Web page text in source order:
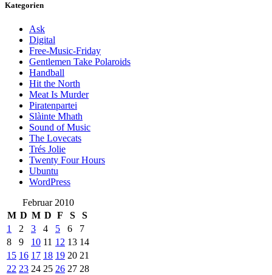
Kategorien
Ask
Digital
Free-Music-Friday
Gentlemen Take Polaroids
Handball
Hit the North
Meat Is Murder
Piratenpartei
Slàinte Mhath
Sound of Music
The Lovecats
Trés Jolie
Twenty Four Hours
Ubuntu
WordPress
Februar 2010
M D M D F S
S
1
2 3 4 5 6
7
8
9 10 11 12 13 14
15 16 17 18 19 20 21
22 23 24 25 26 27 28